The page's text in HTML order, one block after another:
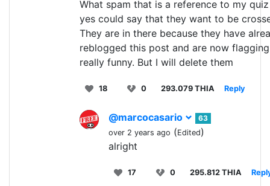
What spam that is a reference to my
yes could say that they want to be
They are in there because they have
reblogged this post and are now
really funny. But I will delete them
18 0 293.079 THIA Reply
@marcocasario
63
over 2 years ago (Edited)
alright
17 0 295.812 THIA